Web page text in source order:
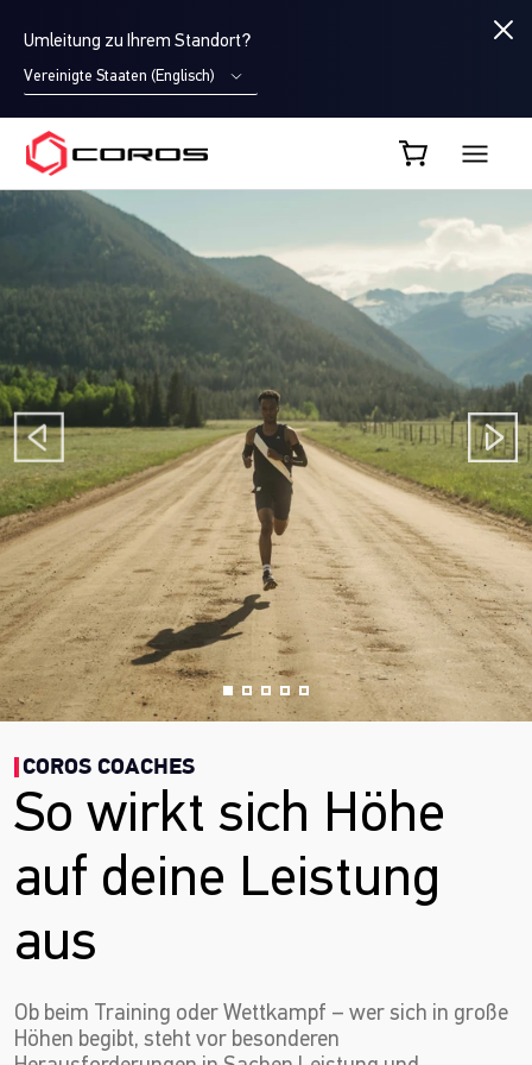
Umleitung zu Ihrem Standort?
Vereinigte Staaten (Englisch)
COROS DE
COROS COACHES
So wirkt sich Höhe
auf deine Leistung
aus
Ob beim Training oder Wettkampf – wer sich in große
Höhen begibt, steht vor besonderen